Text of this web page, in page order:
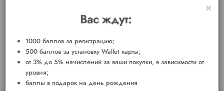
×
Вас ждут:
1000 баллов за регистрацию;
500 баллов за установку Wallet карты;
от 3% до 5% начислений за ваши покупки, в зависимости от
уровня;
баллы в подарок на день рождения